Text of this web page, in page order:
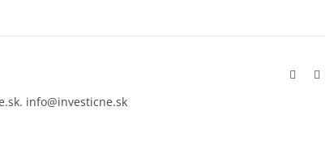
Facebook
info@investicne.sk